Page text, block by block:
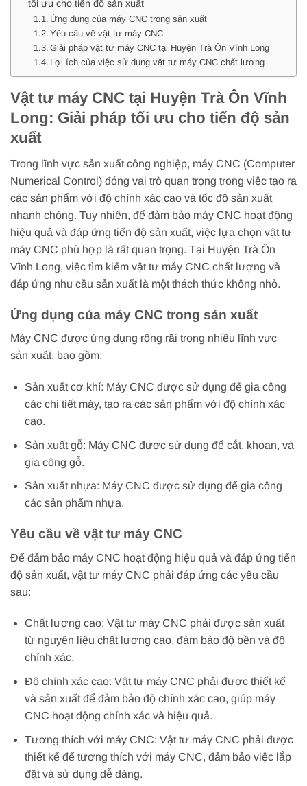
tối ưu cho tiến độ sản xuất
Ứng dụng của máy CNC trong sản xuất
Yêu cầu về vật tư máy CNC
Giải pháp vật tư máy CNC tại Huyện Trà Ôn Vĩnh Long
Lợi ích của việc sử dụng vật tư máy CNC chất lượng
Vật tư máy CNC tại Huyện Trà Ôn Vĩnh
Long: Giải pháp tối ưu cho tiến độ sản
xuất
Trong lĩnh vực sản xuất công nghiệp, máy CNC (Computer
Numerical Control) đóng vai trò quan trọng trong việc tạo ra
các sản phẩm với độ chính xác cao và tốc độ sản xuất
nhanh chóng. Tuy nhiên, để đảm bảo máy CNC hoạt động
hiệu quả và đáp ứng tiến độ sản xuất, việc lựa chọn vật tư
máy CNC phù hợp là rất quan trọng. Tại Huyện Trà Ôn
Vĩnh Long, việc tìm kiếm vật tư máy CNC chất lượng và
đáp ứng nhu cầu sản xuất là một thách thức không nhỏ.
Ứng dụng của máy CNC trong sản xuất
Máy CNC được ứng dụng rộng rãi trong nhiều lĩnh vực
sản xuất, bao gồm:
Sản xuất cơ khí: Máy CNC được sử dụng để gia công
các chi tiết máy, tạo ra các sản phẩm với độ chính xác
cao.
Sản xuất gỗ: Máy CNC được sử dụng để cắt, khoan, và
gia công gỗ.
Sản xuất nhựa: Máy CNC được sử dụng để gia công
các sản phẩm nhựa.
Yêu cầu về vật tư máy CNC
Để đảm bảo máy CNC hoạt động hiệu quả và đáp ứng tiến
độ sản xuất, vật tư máy CNC phải đáp ứng các yêu cầu
sau:
Chất lượng cao: Vật tư máy CNC phải được sản xuất
từ nguyên liệu chất lượng cao, đảm bảo độ bền và độ
chính xác.
Độ chính xác cao: Vật tư máy CNC phải được thiết kế
và sản xuất để đảm bảo độ chính xác cao, giúp máy
CNC hoạt động chính xác và hiệu quả.
Tương thích với máy CNC: Vật tư máy CNC phải được
thiết kế để tương thích với máy CNC, đảm bảo việc lắp
đặt và sử dụng dễ dàng.